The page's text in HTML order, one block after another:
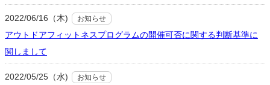
2022/06/16（木) お知らせ
アウトドアフィットネスプログラムの開催可否に関する判断基準に
関しまして
2022/05/25（水) お知らせ